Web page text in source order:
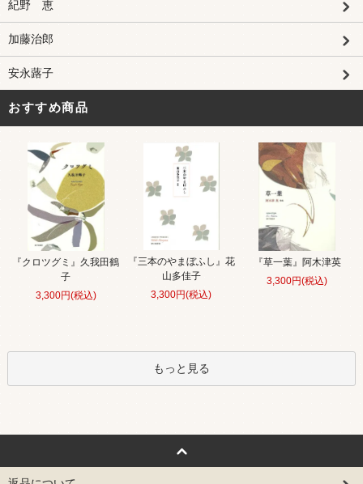
紀野 恵
加藤治郎
安永蕗子
おすすめ商品
『クロツグミ』久我田鶴
子
3,300円(税込)
『三本のやまぼふし』花
山多佳子
3,300円(税込)
『草一葉』阿木津英
3,300円(税込)
もっと見る